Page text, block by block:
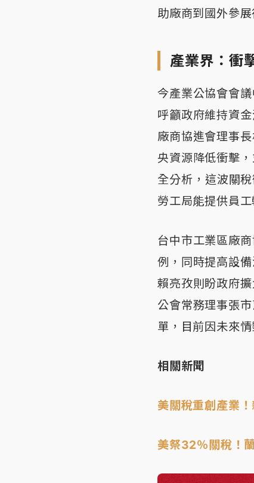
助廠商到國外參
產業界：
今產業公協會會
呼籲政府維持資
廠商協進會理事
央資源降低衝擊
全分析，這波關
勞工局能提供員工
台中市工業區廠
例，同時提高設
賴亮孜則盼政府
公會常務理事張
單，目前因未來
相關新聞
美關稅重創產業
美祭32％關稅！